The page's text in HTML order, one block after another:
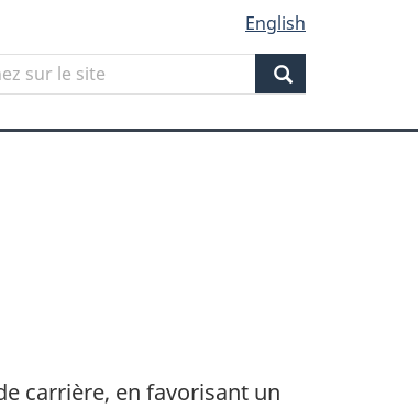
English
Search
carrière, en favorisant un